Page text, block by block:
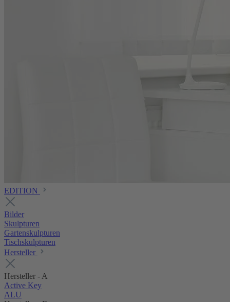
EDITION
Bilder
Skulpturen
Gartenskulpturen
Tischskulpturen
Hersteller
Hersteller - A
Active Key
ALU